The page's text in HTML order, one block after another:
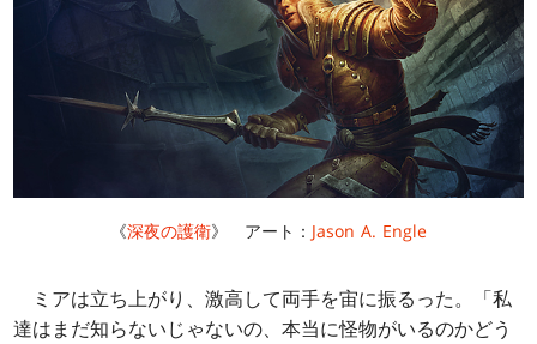
《深夜の護衛》 アート： Jason A. Engle
ミアは立ち上がり、激高して両手を宙に振るった。「私
達はまだ知らないじゃないの、本当に怪物がいるのかどう